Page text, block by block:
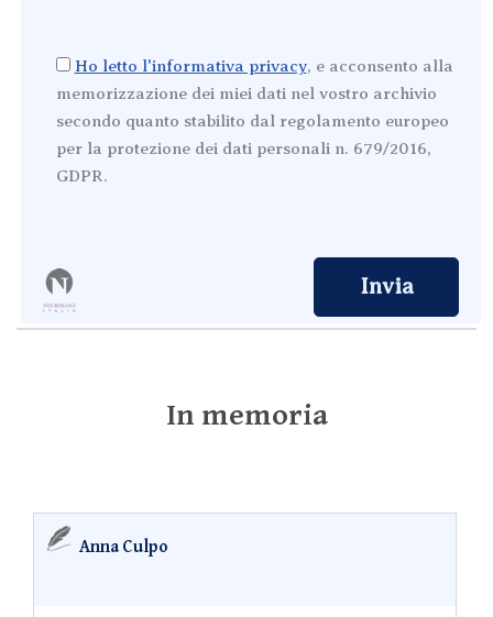
Ho letto l'informativa privacy, e acconsento alla
memorizzazione dei miei dati nel vostro archivio
secondo quanto stabilito dal regolamento europeo
per la protezione dei dati personali n. 679/2016,
GDPR.
In memoria
Anna Culpo